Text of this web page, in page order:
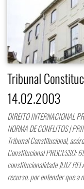
Tribunal
14.02.2003
DIREITO INTERNACIONAL
NORMA DE CONFLITOS |
Tribunal Constitucional,
Constitucional PROCESSO:
constitucionalidade JUIZ
recurso, por entender que a